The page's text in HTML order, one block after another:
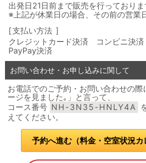
出発日21日前まで販売を行っておりま
※上記が休業日の場合、その前の営業
支払い方法
クレジットカード決済 コンビニ決
PayPay決済
お問い合わせ・お申し込みに関して
お電話でのご予約・お問い合わせの
ージを見ました｡」と言って、
コース番号 NH-3N35-HNLY4A
えてください。
予約へ進む（料金・空室状況カ